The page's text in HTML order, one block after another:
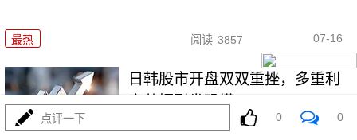
最热 阅读 3857 07-16
日韩股市开盘双双重挫，多重利
空共振引发恐慌
点评一下 0 0